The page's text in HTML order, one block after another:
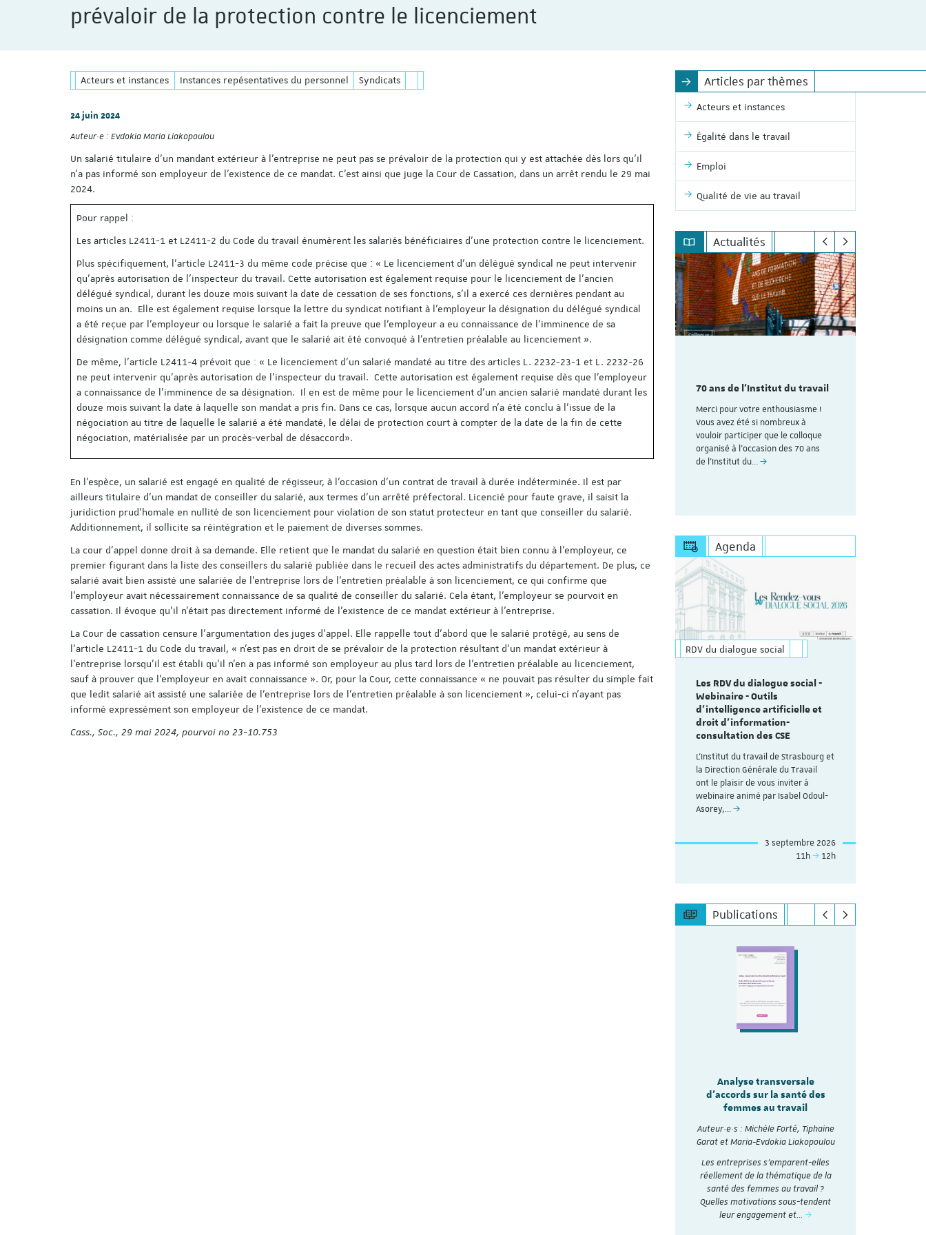
prévaloir de la protection contre le licenciement
Acteurs et instances Instances repésentatives du personnel Syndicats
24 juin 2024
Auteur·e : Evdokia Maria Liakopoulou
Un salarié titulaire d’un mandant extérieur à l’entreprise ne peut pas se prévaloir de la protection qui y est attachée dès lors qu’il
n’a pas informé son employeur de l’existence de ce mandat. C’est ainsi que juge la Cour de Cassation, dans un arrêt rendu le 29 mai
2024.
Pour rappel :
Les articles L2411-1 et L2411-2 du Code du travail énumèrent les salariés bénéficiaires d'une protection contre le licenciement.
Plus spécifiquement, l’article L2411-3 du même code précise que : « Le licenciement d'un délégué syndical ne peut intervenir
qu'après autorisation de l'inspecteur du travail. Cette autorisation est également requise pour le licenciement de l'ancien
délégué syndical, durant les douze mois suivant la date de cessation de ses fonctions, s'il a exercé ces dernières pendant au
moins un an. Elle est également requise lorsque la lettre du syndicat notifiant à l'employeur la désignation du délégué syndical
a été reçue par l'employeur ou lorsque le salarié a fait la preuve que l'employeur a eu connaissance de l'imminence de sa
désignation comme délégué syndical, avant que le salarié ait été convoqué à l'entretien préalable au licenciement ».
De même, l’article L2411-4 prévoit que : « Le licenciement d'un salarié mandaté au titre des articles L. 2232-23-1 et L. 2232-26
ne peut intervenir qu'après autorisation de l'inspecteur du travail. Cette autorisation est également requise dès que l'employeur
a connaissance de l'imminence de sa désignation. Il en est de même pour le licenciement d'un ancien salarié mandaté durant les
douze mois suivant la date à laquelle son mandat a pris fin. Dans ce cas, lorsque aucun accord n'a été conclu à l'issue de la
négociation au titre de laquelle le salarié a été mandaté, le délai de protection court à compter de la date de la fin de cette
négociation, matérialisée par un procès-verbal de désaccord».
En l’espèce, un salarié est engagé en qualité de régisseur, à l’occasion d’un contrat de travail à durée indéterminée. Il est par
ailleurs titulaire d'un mandat de conseiller du salarié, aux termes d'un arrêté préfectoral. Licencié pour faute grave, il saisit la
juridiction prud'homale en nullité de son licenciement pour violation de son statut protecteur en tant que conseiller du salarié.
Additionnement, il sollicite sa réintégration et le paiement de diverses sommes.
La cour d’appel donne droit à sa demande. Elle retient que le mandat du salarié en question était bien connu à l’employeur, ce
premier figurant dans la liste des conseillers du salarié publiée dans le recueil des actes administratifs du département. De plus, ce
salarié avait bien assisté une salariée de l'entreprise lors de l'entretien préalable à son licenciement, ce qui confirme que
l’employeur avait nécessairement connaissance de sa qualité de conseiller du salarié. Cela étant, l’employeur se pourvoit en
cassation. Il évoque qu’il n’était pas directement informé de l’existence de ce mandat extérieur à l’entreprise.
La Cour de cassation censure l’argumentation des juges d’appel. Elle rappelle tout d’abord que le salarié protégé, au sens de
l’article L2411-1 du Code du travail, « n'est pas en droit de se prévaloir de la protection résultant d'un mandat extérieur à
l'entreprise lorsqu'il est établi qu'il n'en a pas informé son employeur au plus tard lors de l'entretien préalable au licenciement,
sauf à prouver que l'employeur en avait connaissance ». Or, pour la Cour, cette connaissance « ne pouvait pas résulter du simple fait
que ledit salarié ait assisté une salariée de l'entreprise lors de l'entretien préalable à son licenciement », celui-ci n’ayant pas
informé expressément son employeur de l’existence de ce mandat.
Cass., Soc., 29 mai 2024, pourvoi no 23-10.753
Articles par thèmes
Acteurs et instances
Égalité dans le travail
Emploi
Qualité de vie au travail
Actualités
Découvrez le programme du
colloque pluridisciplinaire
organisé à l'occasion des 70
ans de l'Institut du travail de
Strasbourg !
Save the Date n'ont pas besoin de
https://applicatio…
70 ans de l'Institut du travail
Merci pour votre enthousiasme !
Vous avez été si nombreux à
vouloir participer que le colloque
organisé à l'occasion des 70 ans
de l’Institut du…
Agenda
RDV du dialogue social
Les RDV du dialogue social -
Webinaire - Outils
d’intelligence artificielle et
droit d’information-
consultation des CSE
L'Institut du travail de Strasbourg et
la Direction Générale du Travail
ont le plaisir de vous inviter à
webinaire animé par Isabel Odoul-
Asorey,…
3 septembre 2026
11h
12h
Publications
Analyse transversale
d'accords sur la santé des
femmes au travail
Auteur·e·s : Michèle Forté, Tiphaine
Garat et Maria-Evdokia Liakopoulou
Les entreprises s’emparent-elles
réellement de la thématique de la
santé des femmes au travail ?
Quelles motivations sous-tendent
leur engagement et…